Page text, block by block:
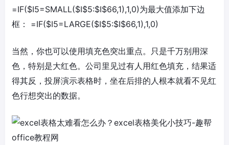
=IF($I5=SMALL($I$5:$I$66,1),1,0)为最大值添加下边
框： =IF($I5=LARGE($I$5:$I$66,1),1,0)
当然，你也可以使用填充色突出重点。只是千万别用深
色，特别是大红色。公司里见过有人用红色填充，结果适
得其反，投屏演示表格时，坐在后排的人根本就看不见红
色行想突出的数据。